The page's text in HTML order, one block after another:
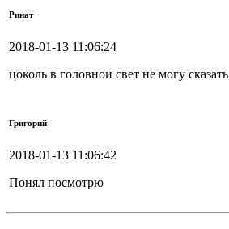
Ринат
2018-01-13 11:06:24
цоколь в головнои свет не могу сказать
Григорий
2018-01-13 11:06:42
Понял посмотрю